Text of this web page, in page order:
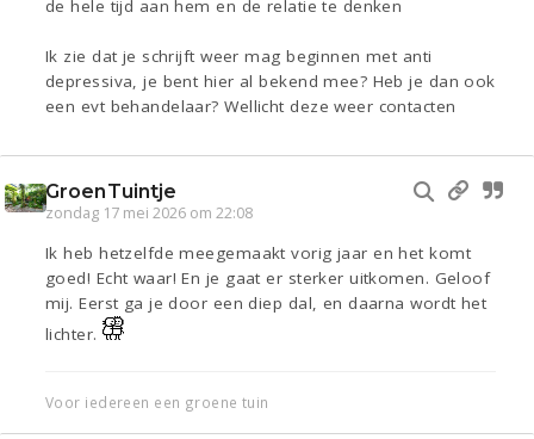
de hele tijd aan hem en de relatie te denken
Ik zie dat je schrijft weer mag beginnen met anti
depressiva, je bent hier al bekend mee? Heb je dan ook
een evt behandelaar? Wellicht deze weer contacten
GroenTuintje
zondag 17 mei 2026 om 22:08
Ik heb hetzelfde meegemaakt vorig jaar en het komt
goed! Echt waar! En je gaat er sterker uitkomen. Geloof
mij. Eerst ga je door een diep dal, en daarna wordt het
lichter.
Voor iedereen een groene tuin